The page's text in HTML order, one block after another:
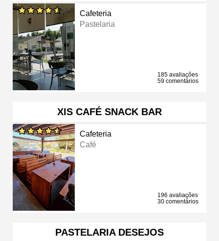
Cafeteria
Pastelaria
185 avaliações
59 comentários
XIS CAFÉ SNACK BAR
Cafeteria
Café
196 avaliações
30 comentários
PASTELARIA DESEJOS